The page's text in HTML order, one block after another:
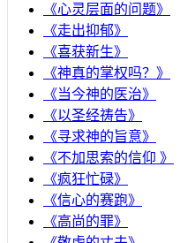
《心灵层面的问题》
《走出抑郁》
《喜获新生》
《神真的掌权吗？》
《当今神的医治》
《以圣经祷告》
《寻求神的旨意》
《不加思索的信仰 》
《疯狂忙碌》
《信心的赛跑》
《高尚的罪》